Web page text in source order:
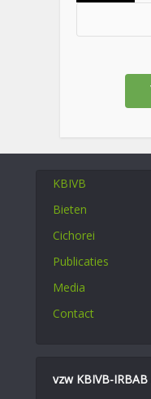
KBIVB
Bieten
Cichorei
Publicaties
Media
Contact
vzw KBIVB-IRBAB